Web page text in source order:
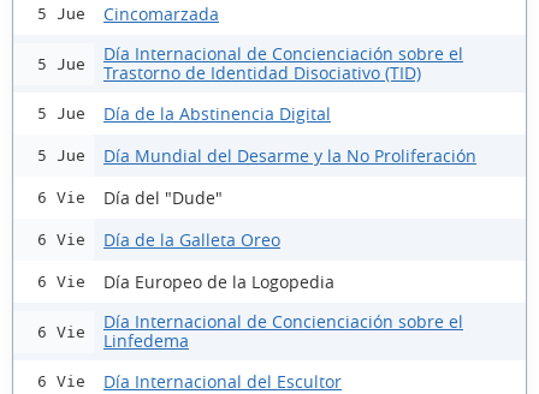
5 Jue Cincomarzada
5 Jue
Día Internacional de Concienciación sobre el
Trastorno de Identidad Disociativo (TID)
5 Jue Día de la Abstinencia Digital
5 Jue Día Mundial del Desarme y la No Proliferación
6 Vie Día del "Dude"
6 Vie Día de la Galleta Oreo
6 Vie Día Europeo de la Logopedia
6 Vie
Día Internacional de Concienciación sobre el
Linfedema
6 Vie Día Internacional del Escultor